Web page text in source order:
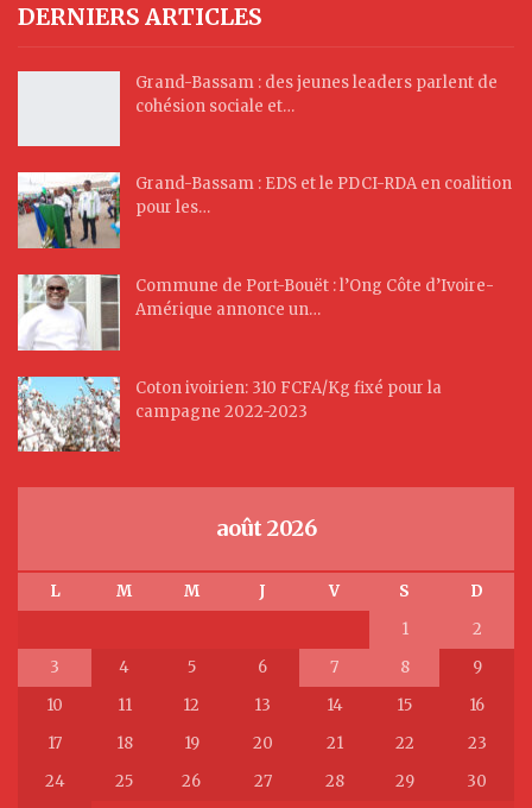
DERNIERS ARTICLES
Grand-Bassam : des jeunes leaders parlent de
cohésion sociale et…
Grand-Bassam : EDS et le PDCI-RDA en coalition
pour les…
Commune de Port-Bouët : l’Ong Côte d’Ivoire-
Amérique annonce un…
Coton ivoirien: 310 FCFA/Kg fixé pour la
campagne 2022-2023
août 2026
L M M J V S
D
1
2
3
4 5 6 7 8
9
10
11 12 13 14 15
16
17
18 19 20 21 22
23
24
25 26 27 28 29 30